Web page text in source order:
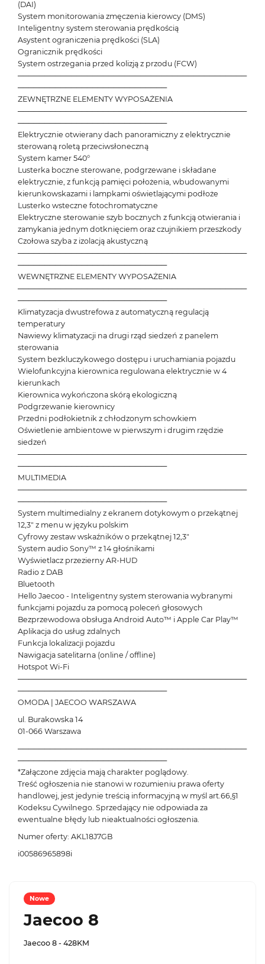
(DAI)
System monitorowania zmęczenia kierowcy (DMS)
Inteligentny system sterowania prędkością
Asystent ograniczenia prędkości (SLA)
Ogranicznik prędkości
System ostrzegania przed kolizją z przodu (FCW)
───────────────────────────────────────────
────────────────────────────
ZEWNĘTRZNE ELEMENTY WYPOSAŻENIA
───────────────────────────────────────────
────────────────────────────
Elektrycznie otwierany dach panoramiczny z elektrycznie
sterowaną roletą przeciwsłoneczną
System kamer 540°
Lusterka boczne sterowane, podgrzewane i składane
elektrycznie, z funkcją pamięci położenia, wbudowanymi
kierunkowskazami i lampkami oświetlającymi podłoże
Lusterko wsteczne fotochromatyczne
Elektryczne sterowanie szyb bocznych z funkcją otwierania i
zamykania jednym dotknięciem oraz czujnikiem przeszkody
Czołowa szyba z izolacją akustyczną
───────────────────────────────────────────
────────────────────────────
WEWNĘTRZNE ELEMENTY WYPOSAŻENIA
───────────────────────────────────────────
────────────────────────────
Klimatyzacja dwustrefowa z automatyczną regulacją
temperatury
Nawiewy klimatyzacji na drugi rząd siedzeń z panelem
sterowania
System bezkluczykowego dostępu i uruchamiania pojazdu
Wielofunkcyjna kierownica regulowana elektrycznie w 4
kierunkach
Kierownica wykończona skórą ekologiczną
Podgrzewanie kierownicy
Przedni podłokietnik z chłodzonym schowkiem
Oświetlenie ambientowe w pierwszym i drugim rzędzie
siedzeń
───────────────────────────────────────────
────────────────────────────
MULTIMEDIA
───────────────────────────────────────────
────────────────────────────
System multimedialny z ekranem dotykowym o przekątnej
12,3" z menu w języku polskim
Cyfrowy zestaw wskaźników o przekątnej 12,3"
System audio Sony™ z 14 głośnikami
Wyświetlacz przezierny AR-HUD
Radio z DAB
Bluetooth
Hello Jaecoo - Inteligentny system sterowania wybranymi
funkcjami pojazdu za pomocą poleceń głosowych
Bezprzewodowa obsługa Android Auto™ i Apple Car Play™
Aplikacja do usług zdalnych
Funkcja lokalizacji pojazdu
Nawigacja satelitarna (online / offline)
Hotspot Wi-Fi
───────────────────────────────────────────
────────────────────────────
OMODA | JAECOO WARSZAWA
ul. Burakowska 14
01-066 Warszawa
───────────────────────────────────────────
────────────────────────────
*Załączone zdjęcia mają charakter poglądowy.
Treść ogłoszenia nie stanowi w rozumieniu prawa oferty
handlowej, jest jedynie treścią informacyjną w myśl art.66,§1
Kodeksu Cywilnego. Sprzedający nie odpowiada za
ewentualne błędy lub nieaktualności ogłoszenia.
Numer oferty: AKL18J7GB
i00586965898i
Nowe
Jaecoo 8
Jaecoo 8 - 428KM